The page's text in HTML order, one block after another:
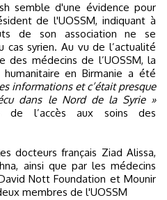
de l'UOSSM, indiquant à
de son association ne se
cas syrien. Au vu de l’actualité
des médecins de l’UOSSM, la
humanitaire en Birmanie a été
informations et c’était presque
dans le Nord de la Syrie »
de l’accès aux soins des
docteurs français Ziad Alissa,
ainsi que par les médecins
Nott Foundation et Mounir
membres de l'UOSSM